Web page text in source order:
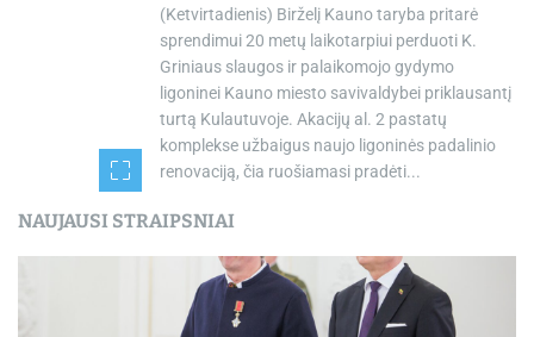
(Ketvirtadienis) Birželį Kauno taryba pritarė
sprendimui 20 metų laikotarpiui perduoti K.
Griniaus slaugos ir palaikomojo gydymo
ligoninei Kauno miesto savivaldybei priklausantį
turtą Kulautuvoje. Akacijų al. 2 pastatų
komplekse užbaigus naujo ligoninės padalinio
renovaciją, čia ruošiamasi pradėti...
NAUJAUSI STRAIPSNIAI